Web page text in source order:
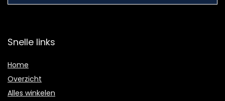
Snelle links
Home
Overzicht
Alles winkelen